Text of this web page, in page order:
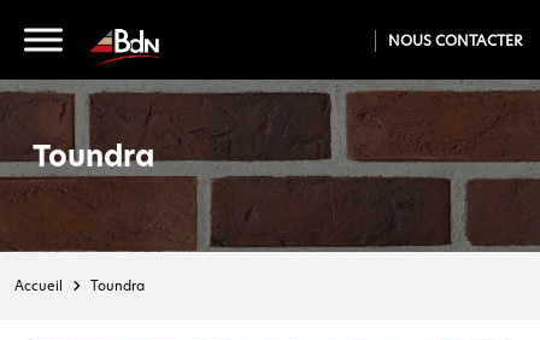
NOUS CONTACTER
Toundra
Accueil Toundra